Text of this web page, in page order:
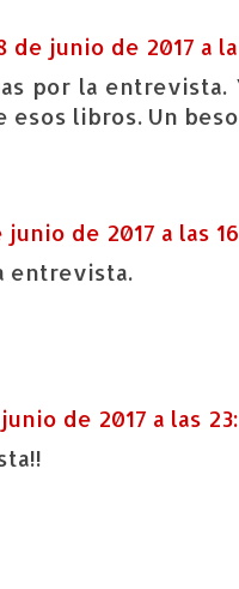
de junio de 2017 a
por la entrevista.
esos libros. Un
junio de 2017 a las
entrevista.
de 2017 a las